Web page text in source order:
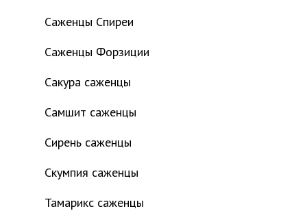
Саженцы Спиреи
Саженцы Форзиции
Сакура саженцы
Самшит саженцы
Сирень саженцы
Скумпия саженцы
Тамарикс саженцы